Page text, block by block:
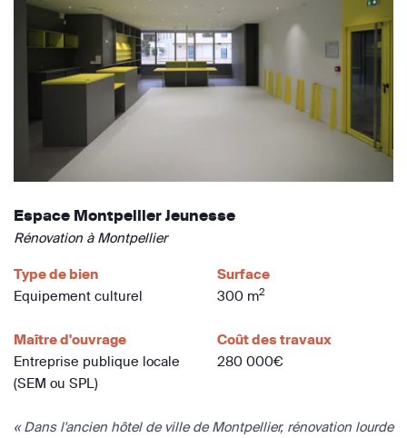
Espace Montpellier Jeunesse
Rénovation à Montpellier
Type de bien
Equipement culturel
Surface
300 m2
Maître d'ouvrage
Entreprise publique locale
(SEM ou SPL)
Coût des travaux
280 000€
« Dans l'ancien hôtel de ville de Montpellier, rénovation lourde